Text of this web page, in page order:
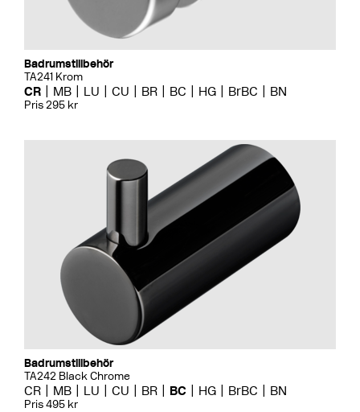
Badrumstillbehör
TA241 Krom
CR MB LU CU BR BC HG BrBC BN
Pris 295 kr
Badrumstillbehör
TA242 Black Chrome
CR MB LU CU BR BC HG BrBC BN
Pris 495 kr